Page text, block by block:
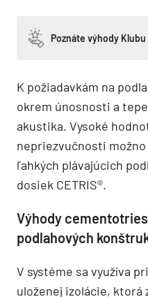
Poznáte výhody Klubu
K požiadavkám na
okrem únosnosti a
akustika. Vysoké
nepriezvučnosti
ľahkých plávajúcich
dosiek CETRIS®.
Výhody
podlahových
V systéme sa využíva
uloženej izolácie, ktorá